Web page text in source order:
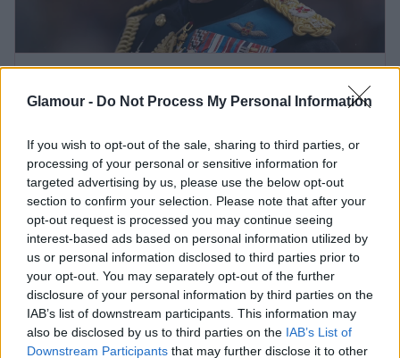
Glamour - Do Not Process My Personal Information
If you wish to opt-out of the sale, sharing to third parties, or
processing of your personal or sensitive information for
targeted advertising by us, please use the below opt-out
section to confirm your selection. Please note that after your
opt-out request is processed you may continue seeing
interest-based ads based on personal information utilized by
us or personal information disclosed to third parties prior to
your opt-out. You may separately opt-out of the further
disclosure of your personal information by third parties on the
IAB’s list of downstream participants. This information may
also be disclosed by us to third parties on the IAB’s List of
Downstream Participants that may further disclose it to other
király új portréján?
A New Idea egyik forrása úgy tudja, hogyKároly
király„kicsit jobban érzi magát", így nincs akadálya
annak, hogy a tengerentúlra utazzon, és
megkísérelje elásni a csatabárdot.„Ez a viszály túl
sokáig tart, és Charles alig várja, hogy megoldja – de
tudja, hogy ennek Harry és Meghan terepén kell
megtörténnie, különösen, ha látni akarja az unokáit."
Kamilla királynéazonban nem örülKároly király
tervének,Vilmos hercegpedig értetlenül áll a